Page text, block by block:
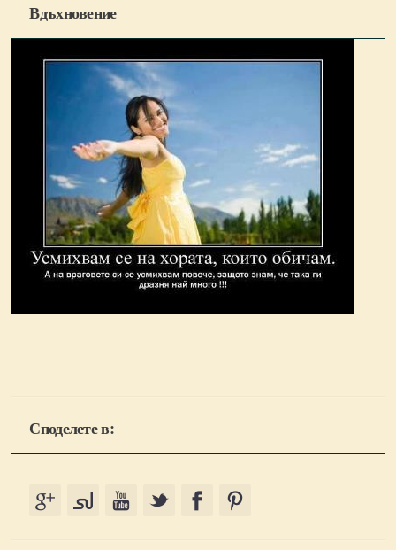
Вдъхновение
Споделете в: